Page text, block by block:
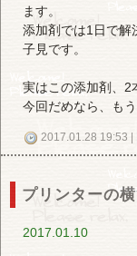
ます。
添加剤では1日で解
子見です。
実はこの添加剤、2
今回だめなら、も
2017.01.28 19:53 |
プリンターの
2017.01.10